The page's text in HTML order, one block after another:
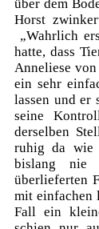
über dem
Horst
„Wahrlich
hatte, dass
Anneliese
ein sehr
lassen und er
seine
derselben
ruhig da wie
bislang nie
überlieferten
mit einfachen
Fall ein